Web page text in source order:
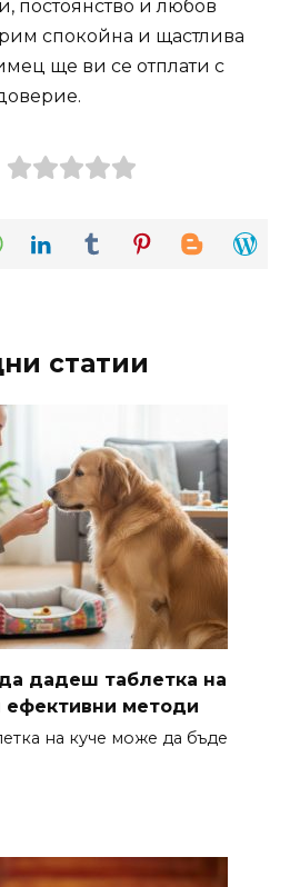
постоянство и любов
спокойна и щастлива
ще ви се отплати с
статии
дадеш таблетка на
ефективни методи
на куче може да бъде